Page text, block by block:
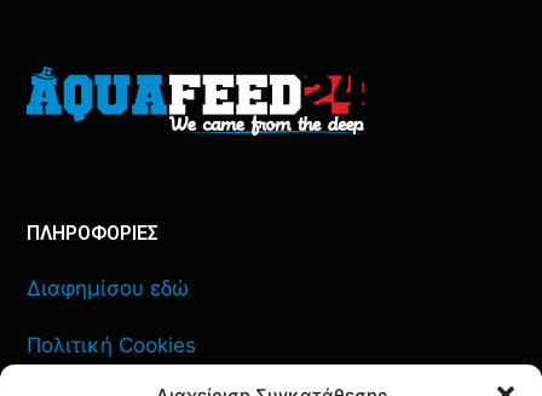
ΠΛΗΡΟΦΟΡΙΕΣ
Διαφημίσου εδώ
Πολιτική Cookies